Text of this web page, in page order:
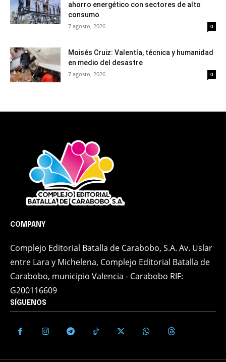
ahorro energético con sectores de alto
consumo
7 agosto, 2026 0
Moisés Cruiz: Valentía, técnica y humanidad
en medio del desastre
7 agosto, 2026 0
COMPANY
Complejo Editorial Batalla de Carabobo, S.A. Av. Uslar
entre Lara y Michelena, Complejo Editorial Batalla de
Carabobo, municipio Valencia - Carabobo RIF:
G200116609
SÍGUENOS